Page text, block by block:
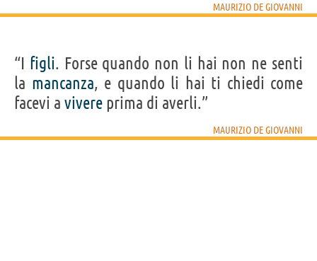
MAURIZIO DE GIOVANNI
“I figli. Forse quando non li hai non ne senti
la mancanza, e quando li hai ti chiedi come
facevi a vivere prima di averli.”
MAURIZIO DE GIOVANNI